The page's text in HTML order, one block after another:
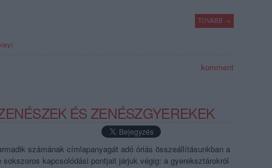
TOVÁBB →
komment
ÉS ZENÉSZGYEREKEK
számának címlapanyagát adó óriás összeállításunkban a
sokszoros kapcsolódási pontjait járjuk végig: a gyereksztárokról